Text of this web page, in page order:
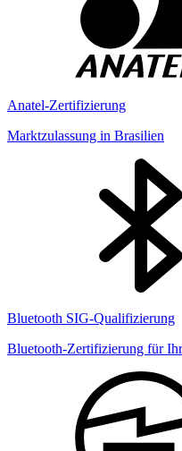
Anatel-Zertifizierung
Marktzulassung in Brasilien
Bluetooth SIG-Qualifizierung
Bluetooth-Zertifizierung für